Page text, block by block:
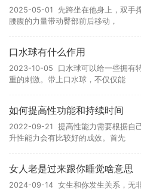
2025-05-01 先跨坐在他身上，双手
腰腹的力量带动臀部前后移动，
口水球有什么作用
2023-10-05 口水球可以给一些拥有
重的刺激。带上口水球，不仅仅能
如何提高性功能和持续时间
2022-09-21 提高性能力需要根据自
升性能力会有比较好的成效。首先
女人老是过来跟你睡觉啥意思
2024-09-14 女生和你发生关系，无